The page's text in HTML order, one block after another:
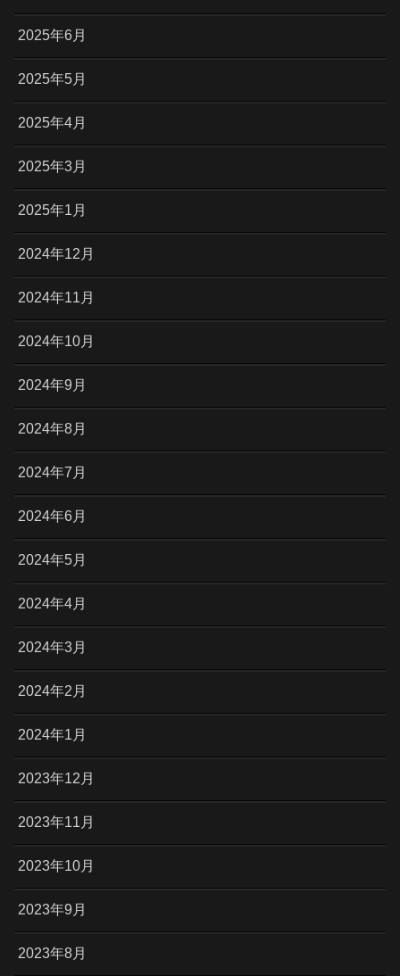
2025年6月
2025年5月
2025年4月
2025年3月
2025年1月
2024年12月
2024年11月
2024年10月
2024年9月
2024年8月
2024年7月
2024年6月
2024年5月
2024年4月
2024年3月
2024年2月
2024年1月
2023年12月
2023年11月
2023年10月
2023年9月
2023年8月